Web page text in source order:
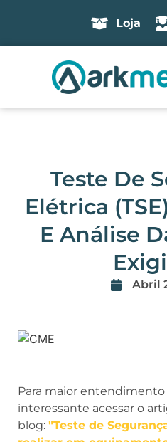
Loja
Teste De
Elétrica
E Análise
Abril
Para maior entendimento
interessante acessar o
blog: "Teste de